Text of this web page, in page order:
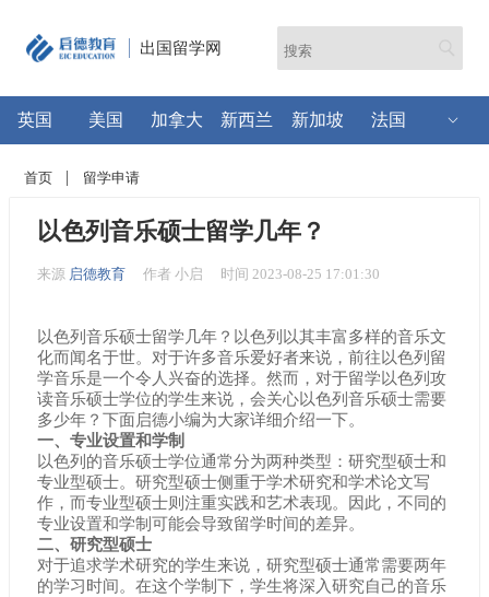
出国留学网
英国 美国 加拿大 新西兰 新加坡 法国
首页 留学申请
以色列音乐硕士留学几年？
来源 启德教育 作者 小启 时间 2023-08-25 17:01:30
以色列音乐硕士留学几年？以色列以其丰富多样的音乐文
化而闻名于世。对于许多音乐爱好者来说，前往以色列留
学音乐是一个令人兴奋的选择。然而，对于留学以色列攻
读音乐硕士学位的学生来说，会关心以色列音乐硕士需要
多少年？下面启德小编为大家详细介绍一下。
一、专业设置和学制
以色列的音乐硕士学位通常分为两种类型：研究型硕士和
专业型硕士。研究型硕士侧重于学术研究和学术论文写
作，而专业型硕士则注重实践和艺术表现。因此，不同的
专业设置和学制可能会导致留学时间的差异。
二、研究型硕士
对于追求学术研究的学生来说，研究型硕士通常需要两年
的学习时间。在这个学制下，学生将深入研究自己的音乐